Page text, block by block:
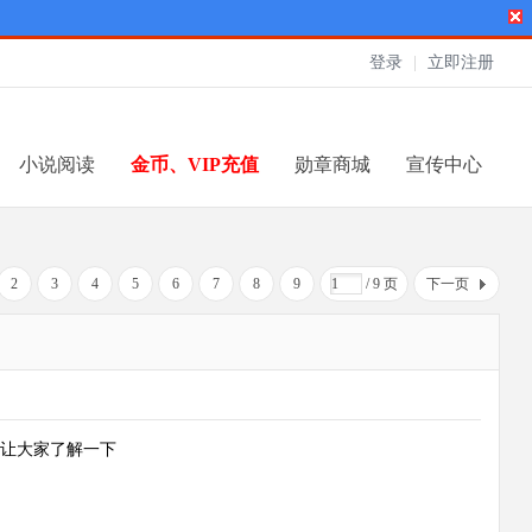
登录 立即注册
小说阅读 金币、VIP充值 勋章商城 宣传中心
2 3 4 5 6 7 8 9 / 9 页 下一页
大家了解一下